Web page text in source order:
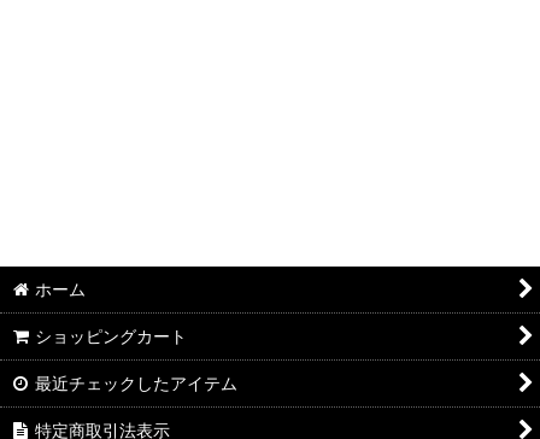
長袖シャツ：和柄
長袖シャツ：アメカジ・他
ジャケット：アメカジ・他
ホーム
ショッピングカート
最近チェックしたアイテム
特定商取引法表示